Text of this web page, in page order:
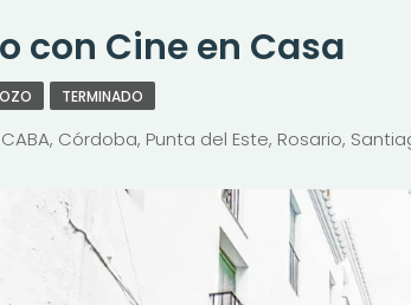
con Cine en Casa
TERMINADO
Córdoba, Punta del Este, Rosario,